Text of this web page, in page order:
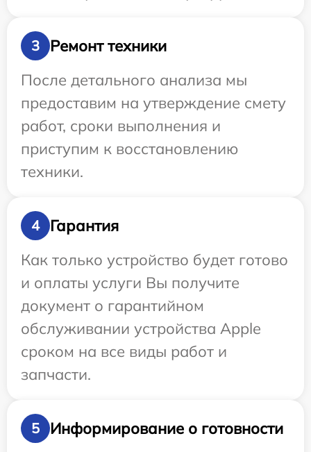
3
Ремонт техники
После детального анализа мы
предоставим на утверждение смету
работ, сроки выполнения и
приступим к восстановлению
техники.
4
Гарантия
Как только устройство будет готово
и оплаты услуги Вы получите
документ о гарантийном
обслуживании устройства Apple
сроком на все виды работ и
запчасти.
5
Информирование о готовности